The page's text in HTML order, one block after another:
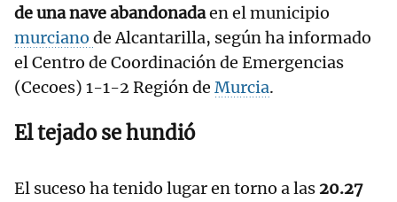
de una nave abandonadaen el municipio
murciano de Alcantarilla, según ha informado
el Centro de Coordinación de Emergencias
(Cecoes) 1-1-2 Región de Murcia.
El tejado se hundió
El suceso ha tenido lugar en torno a las 20.27